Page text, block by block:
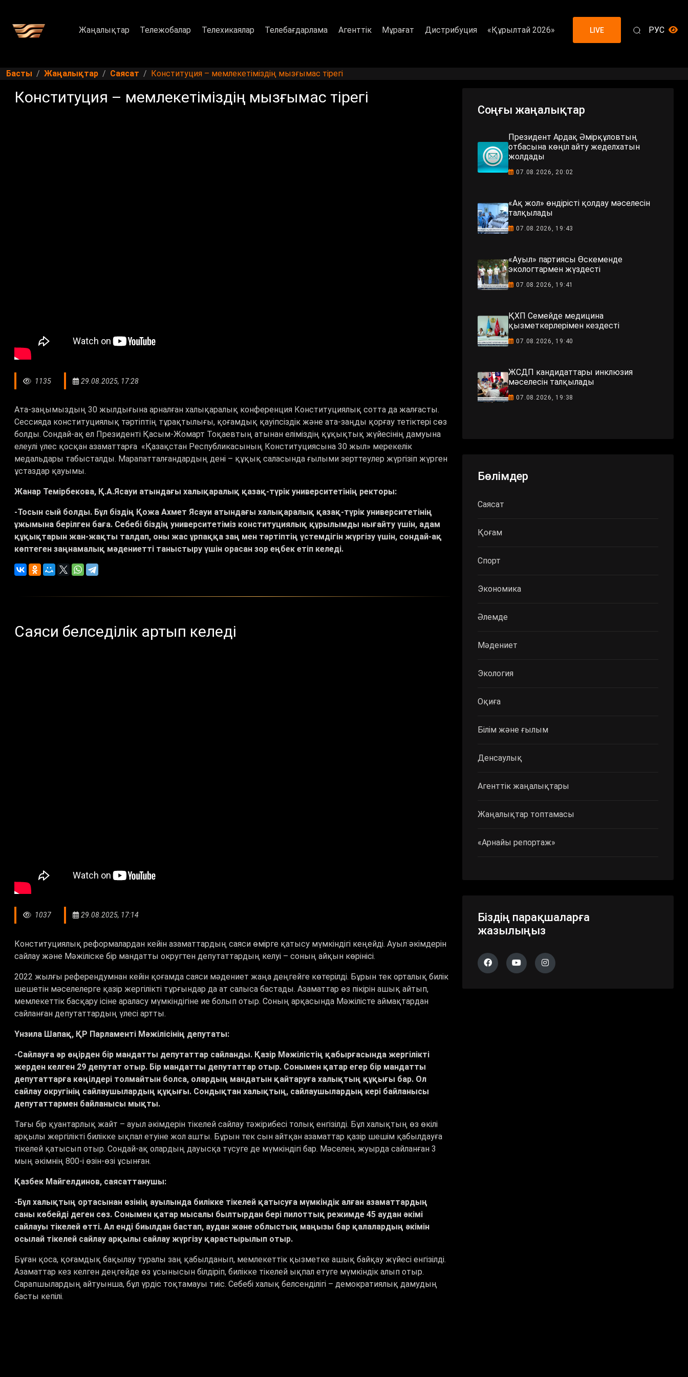
Жаңалықтар Тележобалар Телехикаялар Телебағдарлама Агенттік Мұрағат Дистрибуция «Құрылтай 2026» LIVE РУС
Басты Жаңалықтар Саясат Конституция – мемлекетіміздің мызғымас тірегі
Конституция – мемлекетіміздің мызғымас тірегі
1135 29.08.2025, 17:28
Ата-заңымыздың 30 жылдығына арналған халықаралық конференция Конституциялық сотта да жалғасты.
Сессияда конституциялық тәртіптің тұрақтылығы, қоғамдық қауіпсіздік және ата-заңды қорғау тетіктері сөз
болды. Сондай-ақ ел Президенті Қасым-Жомарт Тоқаевтың атынан еліміздің құқықтық жүйесінің дамуына
елеулі үлес қосқан азаматтарға «Қазақстан Республикасының Конституциясына 30 жыл» мерекелік
медальдары табысталды. Марапатталғандардың дені – құқық саласында ғылыми зерттеулер жүргізіп жүрген
ұстаздар қауымы.
Жанар Темірбекова, Қ.А.Ясауи атындағы халықаралық қазақ-түрік университетінің ректоры:
-Тосын сый болды. Бұл біздің Қожа Ахмет Ясауи атындағы халықаралық қазақ-түрік университетінің
ұжымына берілген баға. Себебі біздің университетіміз конституциялық құрылымды нығайту үшін, адам
құқықтарын жан-жақты талдап, оны жас ұрпаққа заң мен тәртіптің үстемдігін жүргізу үшін, сондай-ақ
көптеген заңнамалық мәдениетті таныстыру үшін орасан зор еңбек етіп келеді.
Саяси белседілік артып келеді
1037 29.08.2025, 17:14
Конституциялық реформалардан кейін азаматтардың саяси өмірге қатысу мүмкіндігі кеңейді. Ауыл әкімдерін
сайлау және Мәжіліске бір мандатты округтен депутаттардың келуі – соның айқын көрінісі.
2022 жылғы референдумнан кейін қоғамда саяси мәдениет жаңа деңгейге көтерілді. Бұрын тек орталық билік
шешетін мәселелерге қазір жергілікті тұрғындар да ат салыса бастады. Азаматтар өз пікірін ашық айтып,
мемлекеттік басқару ісіне араласу мүмкіндігіне ие болып отыр. Соның арқасында Мәжілісте аймақтардан
сайланған депутаттардың үлесі артты.
Үнзила Шапақ, ҚР Парламенті Мәжілісінің депутаты:
-Сайлауға әр өңірден бір мандатты депутаттар сайланды. Қазір Мәжілістің қабырғасында жергілікті
жерден келген 29 депутат отыр. Бір мандатты депутаттар отыр. Сонымен қатар егер бір мандатты
депутаттарға көңілдері толмайтын болса, олардың мандатын қайтаруға халықтың құқығы бар. Ол
сайлау округінің сайлаушылардың құқығы. Сондықтан халықтың, сайлаушылардың кері байланысы
депутаттармен байланысы мықты.
Тағы бір қуантарлық жайт – ауыл әкімдерін тікелей сайлау тәжірибесі толық енгізілді. Бұл халықтың өз өкілі
арқылы жергілікті билікке ықпал етуіне жол ашты. Бұрын тек сын айтқан азаматтар қазір шешім қабылдауға
тікелей қатысып отыр. Сондай-ақ олардың дауысқа түсуге де мүмкіндігі бар. Мәселен, жуырда сайланған 3
мың әкімнің 800-і өзін-өзі ұсынған.
Қазбек Майгелдинов, саясаттанушы:
-Бұл халықтың ортасынан өзінің ауылында билікке тікелей қатысуға мүмкіндік алған азаматтардың
саны көбейді деген сөз. Сонымен қатар мысалы былтырдан бері пилоттық режимде 45 аудан әкімі
сайлауы тікелей өтті. Ал енді биылдан бастап, аудан және облыстық маңызы бар қалалардың әкімін
осылай тікелей сайлау арқылы сайлау жүргізу қарастырылып отыр.
Бұған қоса, қоғамдық бақылау туралы заң қабылданып, мемлекеттік қызметке ашық байқау жүйесі енгізілді.
Азаматтар кез келген деңгейде өз ұсынысын білдіріп, билікке тікелей ықпал етуге мүмкіндік алып отыр.
Сарапшылардың айтуынша, бұл үрдіс тоқтамауы тиіс. Себебі халық белсенділігі – демократиялық дамудың
басты кепілі.
Соңғы жаңалықтар
Президент Ардақ Әмірқұловтың
отбасына көңіл айту жеделхатын
жолдады
07.08.2026, 20:02
«Ақ жол» өндірісті қолдау мәселесін
талқылады
07.08.2026, 19:43
«Ауыл» партиясы Өскеменде
экологтармен жүздесті
07.08.2026, 19:41
ҚХП Семейде медицина
қызметкерлерімен кездесті
07.08.2026, 19:40
ЖСДП кандидаттары инклюзия
мәселесін талқылады
07.08.2026, 19:38
Бөлімдер
Саясат
Қоғам
Спорт
Экономика
Әлемде
Мәдениет
Экология
Оқиға
Білім және ғылым
Денсаулық
Агенттік жаңалықтары
Жаңалықтар топтамасы
«Арнайы репортаж»
Біздің парақшаларға
жазылыңыз